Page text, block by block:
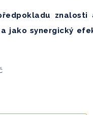
znalosti
jako synergický